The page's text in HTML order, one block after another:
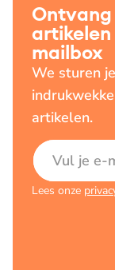
artikelen
mailbox
We sturen
artikelen.
E-mailadres
Lees onze